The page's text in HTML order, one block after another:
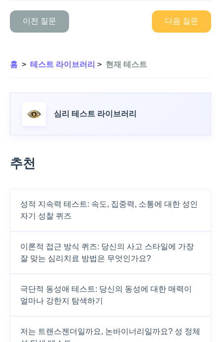
이전 질문 다음 질문
홈 > 테스트 라이브러리 > 현재 테스트
심리 테스트 라이브러리
추천
성적 지속력 테스트: 속도, 집중력, 소통에 대한 성인
자기 성찰 퀴즈
이론적 접근 방식 퀴즈: 당신의 사고 스타일에 가장
잘 맞는 심리치료 방법은 무엇인가요?
극단적 동성애 테스트: 당신의 동성에 대한 매력이
얼마나 강한지 탐색하기
저는 트랜스젠더일까요, 논바이너리일까요? 성 정체